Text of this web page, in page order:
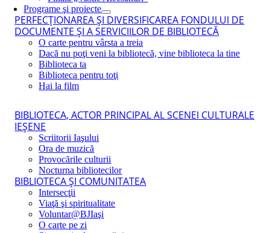
Programe şi proiecte
PERFECŢIONAREA ŞI DIVERSIFICAREA FONDULUI DE
DOCUMENTE ŞI A SERVICIILOR DE BIBLIOTECĂ
O carte pentru vârsta a treia
Dacă nu poţi veni la bibliotecă, vine biblioteca la tine
Biblioteca ta
Biblioteca pentru toţi
Hai la film
BIBLIOTECA, ACTOR PRINCIPAL AL SCENEI CULTURALE
IEŞENE
Scriitorii Iaşului
Ora de muzică
Provocările culturii
Nocturna bibliotecilor
BIBLIOTECA ŞI COMUNITATEA
Intersecţii
Viaţă şi spiritualitate
Voluntar@BJIaşi
O carte pe zi